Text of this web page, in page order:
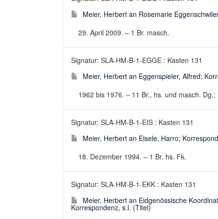
Meier, Herbert an Rosemarie
29. April 2009. – 1 Br. masch.
Signatur: SLA-HM-B-1-EGGE : Kasten 131
Meier, Herbert an Eggenspieler, Alfred;
1962 bis 1976. – 11 Br., hs. und masch.
Signatur: SLA-HM-B-1-EIS : Kasten 131
Meier, Herbert an Eisele, Harro;
18. Dezember 1994. – 1 Br. hs. Fk.
Signatur: SLA-HM-B-1-EKK : Kasten 131
Meier, Herbert an Eidgenössische
Korrespondenz, s.l. (Titel)